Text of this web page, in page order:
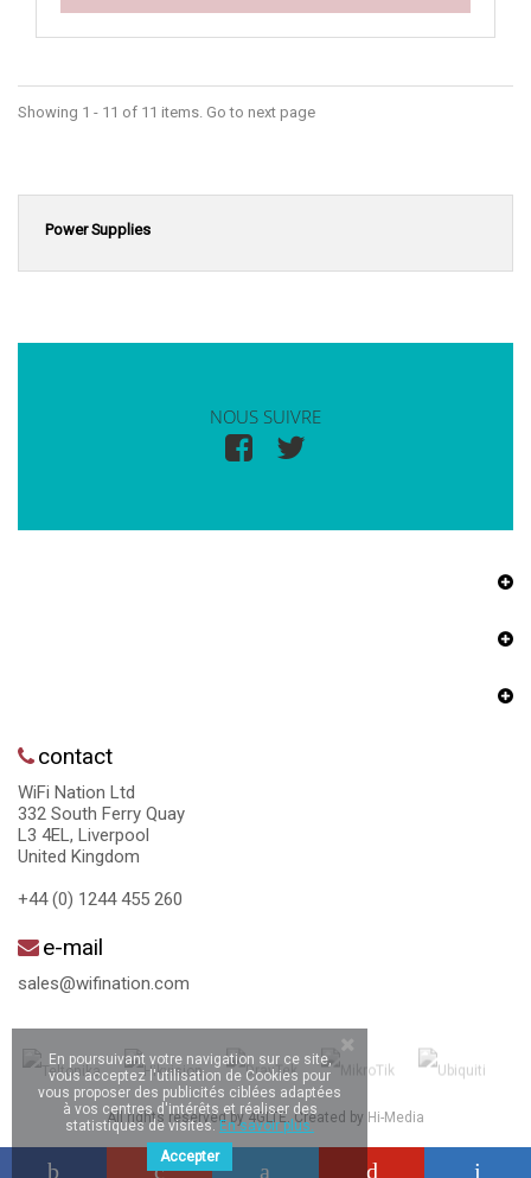
Showing 1 - 11 of 11 items. Go to next page
Power Supplies
NOUS SUIVRE
contact
WiFi Nation Ltd
332 South Ferry Quay
L3 4EL, Liverpool
United Kingdom
+44 (0) 1244 455 260
e-mail
sales@wifination.com
All rights reserved by 4GLTE. Created by Hi-Media
En poursuivant votre navigation sur ce site,
vous acceptez l'utilisation de Cookies pour
vous proposer des publicités ciblées adaptées
à vos centres d'intérêts et réaliser des
statistiques de visites.En savoir plus.
Accepter